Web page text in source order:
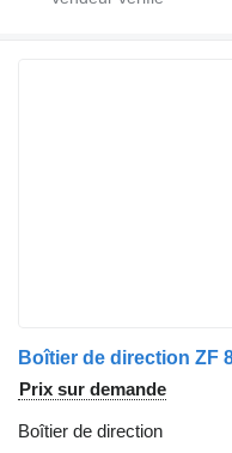
Prix sur demande
Boîtier de direction